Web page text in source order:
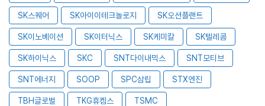
SK스퀘어 SK아이이테크놀로지 SK오션플랜트
SK이노베이션 SK이터닉스 SK케미칼 SK텔레콤
SK하이닉스 SKC SNT다이내믹스 SNT모티브
SNT에너지 SOOP SPC삼립 STX엔진
TBH글로벌 TKG휴켐스 TSMC